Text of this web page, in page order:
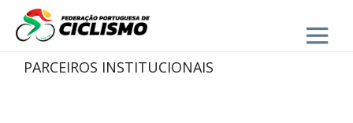
Close
PARCEIROS INSTITUCIONAIS